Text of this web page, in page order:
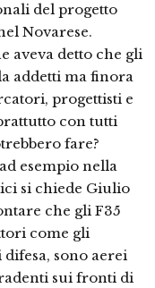
del progetto
Novarese.
aveva detto che gli
addetti ma finora
progettisti e
con tutti
fare?
esempio nella
si chiede Giulio
che gli F35
come gli
sono aerei
sui fronti di